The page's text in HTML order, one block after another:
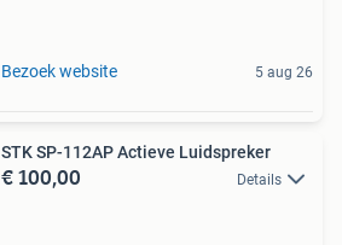
Bezoek website 5 aug 26
STK SP-112AP Actieve Luidspreker
€ 100,00 Details